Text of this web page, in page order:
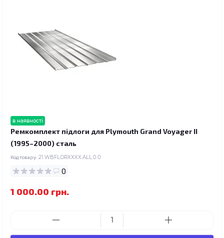
в наявності
Ремкомплект підлоги для Plymouth Grand Voyager II
(1995–2000) сталь
Код товару: 21.WBFLORXXXX.ALL.0.0
0
1 000.00 грн.